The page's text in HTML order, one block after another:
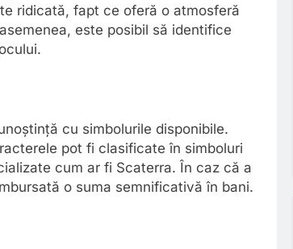
ridicată, fapt ce oferă o atmosferă
este posibil să identifice
cu simbolurile disponibile.
pot fi clasificate în simboluri
cum ar fi Scaterra. În caz că a
o suma semnificativă în bani.